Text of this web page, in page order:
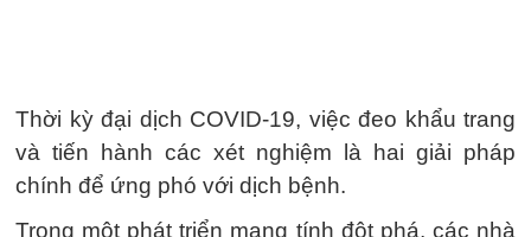
Thời kỳ đại dịch COVID-19, việc đeo khẩu trang
và tiến hành các xét nghiệm là hai giải pháp
chính để ứng phó với dịch bệnh.
Trong một phát triển mang tính đột phá, các nhà